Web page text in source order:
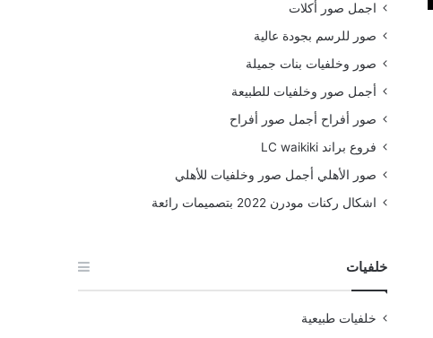
اجمل صور أكلات
صور للرسم بجودة عالية
صور وخلفيات بنات جميلة
أجمل صور وخلفيات للطبيعة
صور أفراح أجمل صور أفراح
فروع براند LC waikiki
صور الأهلي أجمل صور وخلفيات للأهلي
اشكال ركنات مودرن 2022 بتصميمات رائعة
خلفيات
خلفيات طبيعية